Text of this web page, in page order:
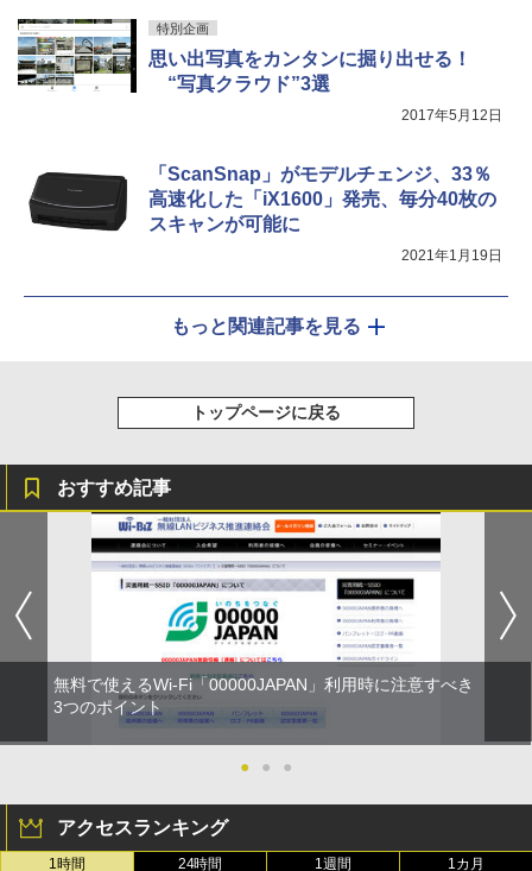
特別企画
思い出写真をカンタンに掘り出せる！
“写真クラウド”3選
2017年5月12日
「ScanSnap」がモデルチェンジ、33％
高速化した「iX1600」発売、毎分40枚の
スキャンが可能に
2021年1月19日
もっと関連記事を見る
トップページに戻る
おすすめ記事
無料で使えるWi-Fi「00000JAPAN」利用時に注意すべき
3つのポイント
● ● ●
アクセスランキング
1時間 24時間 1週間 1カ月